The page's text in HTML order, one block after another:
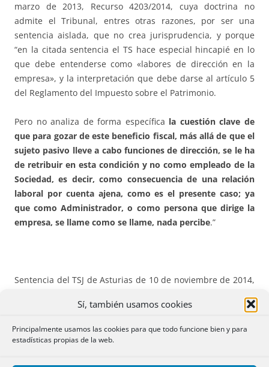
Sí, también usamos cookies
Principalmente usamos las cookies para que todo funcione bien y para
estadísticas propias de la web.
marzo de 2013, Recurso 4203/2014, cuya doctrina no
admite el Tribunal, entres otras razones, por ser una
sentencia aislada, que no crea jurisprudencia, y porque
“en la citada sentencia el TS hace especial hincapié en lo
que debe entenderse como «labores de dirección en la
empresa», y la interpretación que debe darse al artículo 5
del Reglamento del Impuesto sobre el Patrimonio.
Pero no analiza de forma específica la cuestión clave de
que para gozar de este beneficio fiscal, más allá de que el
sujeto pasivo lleve a cabo funciones de dirección, se le ha
de retribuir en esta condición y no como empleado de la
Sociedad, es decir, como consecuencia de una relación
laboral por cuenta ajena, como es el presente caso; ya
que como Administrador, o como persona que dirige la
empresa, se llame como se llame, nada percibe.”
Sentencia del TSJ de Asturias de 10 de noviembre de 2014,
de compraventa y subrogación de préstamo hipotecario.